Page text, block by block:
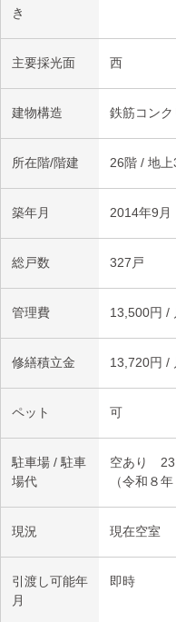
き
主要採光面 西
建物構造 鉄筋コン
所在階/階建 26階 / 地
築年月 2014年9月
総戸数 327戸
管理費 13,500円 /
修繕積立金 13,720円 /
ペット 可
駐車場 / 駐車
場代
空あり
（令和８
現況 現在空室
引渡し可能年
月
即時